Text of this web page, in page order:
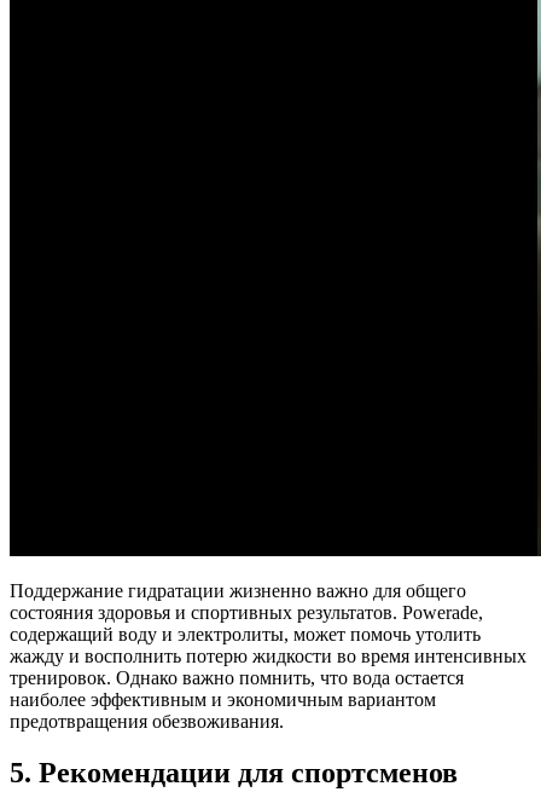
Поддержание гидратации жизненно важно для общего
состояния здоровья и спортивных результатов. Powerade,
содержащий воду и электролиты, может помочь утолить
жажду и восполнить потерю жидкости во время интенсивных
тренировок. Однако важно помнить, что вода остается
наиболее эффективным и экономичным вариантом
предотвращения обезвоживания.
5. Рекомендации для спортсменов